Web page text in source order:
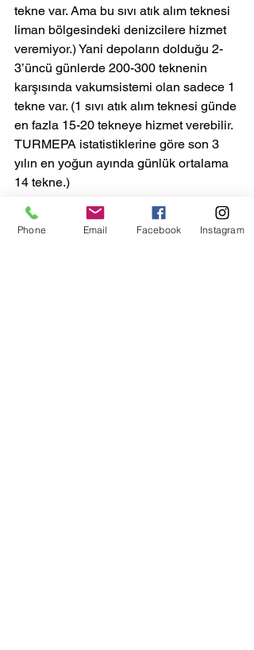
tekne var. Ama bu sıvı atık alım teknesi
liman bölgesindeki denizcilere hizmet
veremiyor.) Yani depoların dolduğu 2-
3’üncü günlerde 200-300 teknenin
karşısında vakumsistemi olan sadece 1
tekne var. (1 sıvı atık alım teknesi günde
en fazla 15-20 tekneye hizmet verebilir.
TURMEPA istatistiklerine göre son 3
yılın en yoğun ayında günlük ortalama
14 tekne.)
Teknelerin tanklarının dolduğu 2-3’üncü
günler 1000’e yakın gulet ve özel
Phone Email Facebook Instagram